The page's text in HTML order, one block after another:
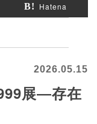
Hatena
2026.05.15
展―存在